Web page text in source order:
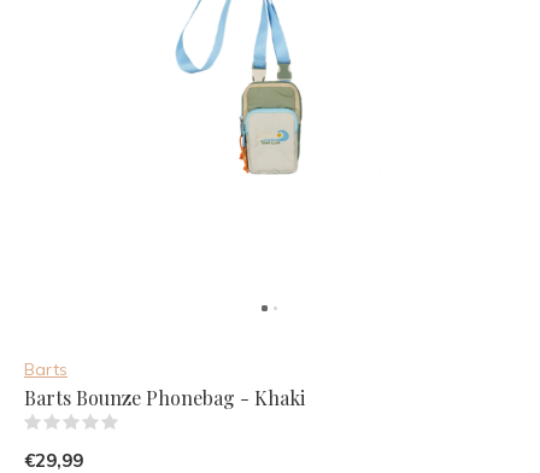
Barts
Barts Bounze Phonebag - Khaki
€29,99